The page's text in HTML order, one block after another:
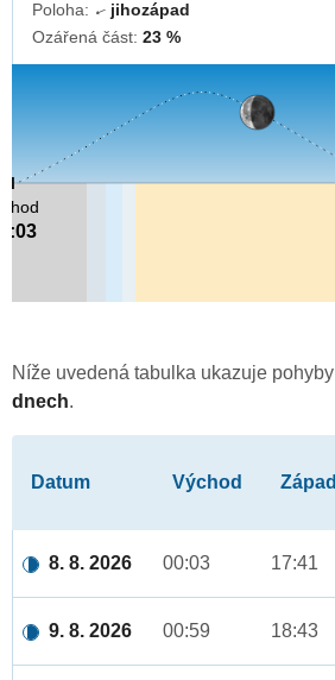
Poloha: ↓jihozápad
Ozářená část: 23 %
Níže uvedená tabulka ukazuje pohyby
dnech.
Datum Východ Západ
8. 8. 2026 00:03 17:41
9. 8. 2026 00:59 18:43